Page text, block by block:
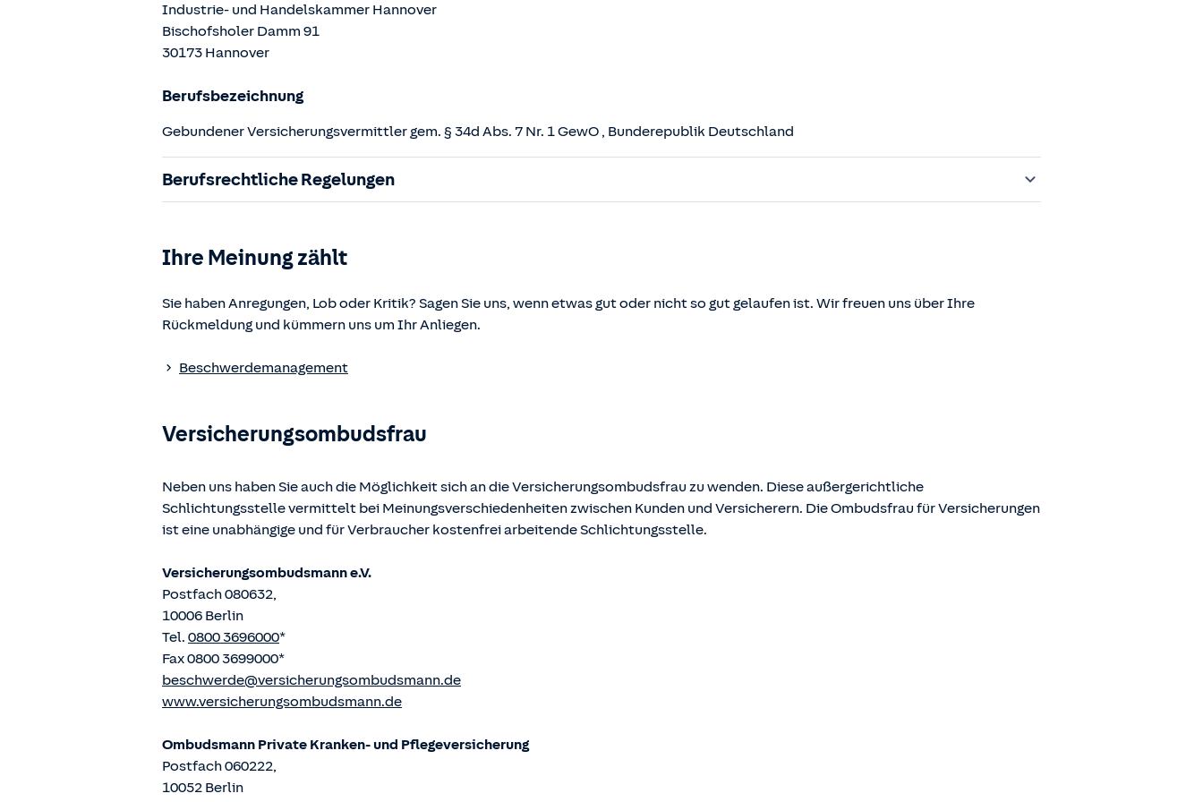
Industrie- und Handelskammer Hannover
Bischofsholer Damm 91
30173 Hannover
Berufsbezeichnung
Gebundener Versicherungsvermittler gem. § 34d Abs. 7 Nr. 1 GewO , Bunderepublik Deutschland
Berufsrechtliche Regelungen
§§ 59 – 68 Gesetz über den Versicherungsvertrag (VVG)
§ 48b Versicherungsaufsichtsgesetz (VAG)
Verordnung über die Versicherungsvermittlung und -beratung (VersVermV)
www.gesetze-im-internet.de
Ihre Meinung zählt
Sie haben Anregungen, Lob oder Kritik? Sagen Sie uns, wenn etwas gut oder nicht so gut gelaufen ist. Wir freuen uns über Ihre
Rückmeldung und kümmern uns um Ihr Anliegen.
Beschwerdemanagement
Versicherungsombudsfrau
Neben uns haben Sie auch die Möglichkeit sich an die Versicherungsombudsfrau zu wenden. Diese außergerichtliche
Schlichtungsstelle vermittelt bei Meinungsverschiedenheiten zwischen Kunden und Versicherern. Die Ombudsfrau für Versicherungen
ist eine unabhängige und für Verbraucher kostenfrei arbeitende Schlichtungsstelle.
Versicherungsombudsmann e.V.
Postfach 080632,
10006 Berlin
Tel. 0800 3696000*
Fax 0800 3699000*
beschwerde@versicherungsombudsmann.de
www.versicherungsombudsmann.de
Ombudsmann Private Kranken- und Pflege­versicherung
Postfach 060222,
10052 Berlin